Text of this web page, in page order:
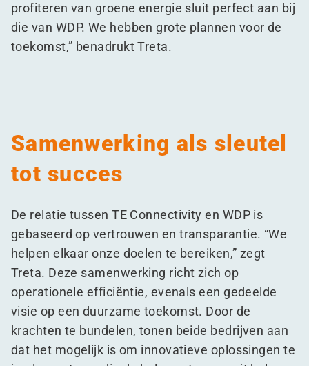
profiteren van groene energie sluit perfect aan bij
die van WDP. We hebben grote plannen voor de
toekomst,” benadrukt Treta.
Samenwerking als sleutel
tot succes
De relatie tussen TE Connectivity en WDP is
gebaseerd op vertrouwen en transparantie. “We
helpen elkaar onze doelen te bereiken,” zegt
Treta. Deze samenwerking richt zich op
operationele efficiëntie, evenals een gedeelde
visie op een duurzame toekomst. Door de
krachten te bundelen, tonen beide bedrijven aan
dat het mogelijk is om innovatieve oplossingen te